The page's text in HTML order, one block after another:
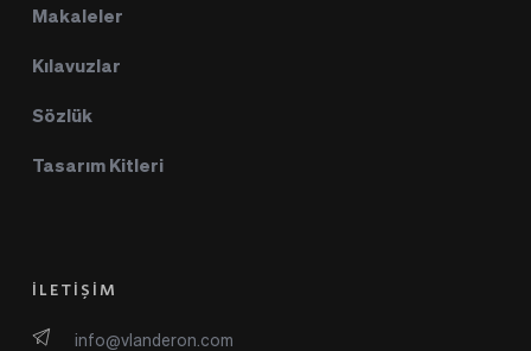
Makaleler
Kılavuzlar
Sözlük
Tasarım Kitleri
İLETİŞİM
info@vlanderon.com